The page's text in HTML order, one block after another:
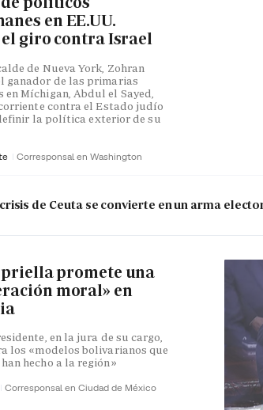
en EE.UU.
giro contra Israel
de Nueva York, Zohran
ganador de las primarias
en Míchigan, Abdul el Sayed,
contra el Estado judío
la política exterior de su
Corresponsal en Washington
de Ceuta se convierte en un arma
promete una
moral» en
en la jura de su cargo,
los «modelos bolivarianos que
hecho a la región»
Corresponsal en Ciudad de México